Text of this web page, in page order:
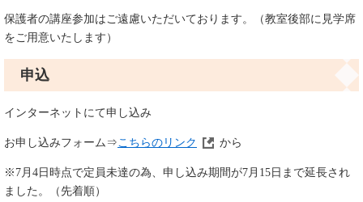
保護者の講座参加はご遠慮いただいております。（教室後部に見学席
をご用意いたします）
申込
インターネットにて申し込み
お申し込みフォーム⇒ こちらのリンク から
※7月4日時点で定員未達の為、申し込み期間が7月15日まで延長され
ました。（先着順）